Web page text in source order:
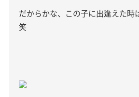
だからかな、この子に出逢えた時
笑